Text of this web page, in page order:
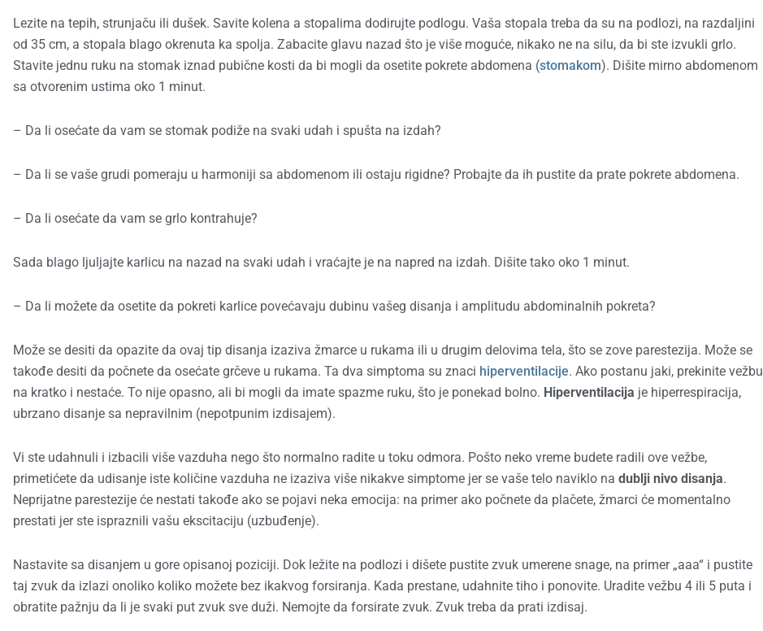
Lezite na tepih, strunjaču ili dušek. Savite kolena a stopalima dodirujte podlogu. Vaša stopala treba da su na podlozi, na razdaljini
od 35 cm, a stopala blago okrenuta ka spolja. Zabacite glavu nazad što je više moguće, nikako ne na silu, da bi ste izvukli grlo.
Stavite jednu ruku na stomak iznad pubične kosti da bi mogli da osetite pokrete abdomena (stomakom). Dišite mirno abdomenom
sa otvorenim ustima oko 1 minut.
– Da li osećate da vam se stomak podiže na svaki udah i spušta na izdah?
– Da li se vaše grudi pomeraju u harmoniji sa abdomenom ili ostaju rigidne? Probajte da ih pustite da prate pokrete abdomena.
– Da li osećate da vam se grlo kontrahuje?
Sada blago ljuljajte karlicu na nazad na svaki udah i vraćajte je na napred na izdah. Dišite tako oko 1 minut.
– Da li možete da osetite da pokreti karlice povećavaju dubinu vašeg disanja i amplitudu abdominalnih pokreta?
Može se desiti da opazite da ovaj tip disanja izaziva žmarce u rukama ili u drugim delovima tela, što se zove parestezija. Može se
takođe desiti da počnete da osećate grčeve u rukama. Ta dva simptoma su znaci hiperventilacije. Ako postanu jaki, prekinite vežbu
na kratko i nestaće. To nije opasno, ali bi mogli da imate spazme ruku, što je ponekad bolno. Hiperventilacija je hiperrespiracija,
ubrzano disanje sa nepravilnim (nepotpunim izdisajem).
Vi ste udahnuli i izbacili više vazduha nego što normalno radite u toku odmora. Pošto neko vreme budete radili ove vežbe,
primetićete da udisanje iste količine vazduha ne izaziva više nikakve simptome jer se vaše telo naviklo na dublji nivo disanja.
Neprijatne parestezije će nestati takođe ako se pojavi neka emocija: na primer ako počnete da plačete, žmarci će momentalno
prestati jer ste ispraznili vašu ekscitaciju (uzbuđenje).
Nastavite sa disanjem u gore opisanoj poziciji. Dok ležite na podlozi i dišete pustite zvuk umerene snage, na primer „aaa“ i pustite
taj zvuk da izlazi onoliko koliko možete bez ikakvog forsiranja. Kada prestane, udahnite tiho i ponovite. Uradite vežbu 4 ili 5 puta i
obratite pažnju da li je svaki put zvuk sve duži. Nemojte da forsirate zvuk. Zvuk treba da prati izdisaj.